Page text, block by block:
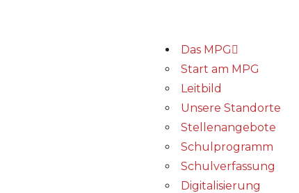
Das MPG
Start am MPG
Leitbild
Unsere Standorte
Stellenangebote
Schulprogramm
Schulverfassung
Digitalisierung